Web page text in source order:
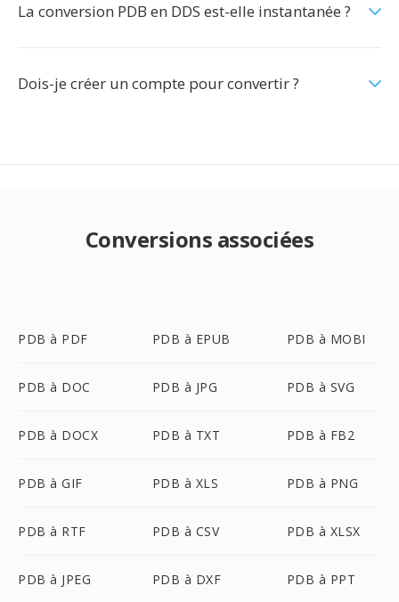
La conversion PDB en DDS est-elle instantanée ?
Dois-je créer un compte pour convertir ?
Conversions associées
PDB à PDF PDB à EPUB PDB à MOBI
PDB à DOC PDB à JPG PDB à SVG
PDB à DOCX PDB à TXT PDB à FB2
PDB à GIF PDB à XLS PDB à PNG
PDB à RTF PDB à CSV PDB à XLSX
PDB à JPEG PDB à DXF PDB à PPT